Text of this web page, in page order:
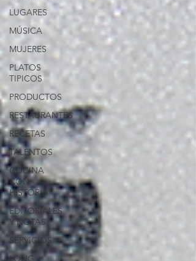
LUGARES
MÚSICA
MUJERES
PLATOS
TIPICOS
PRODUCTOS
RESTAURANTES
RECETAS
TALENTOS
COCINA
CON
HISTORIA
EDITORIALES
Y NOTAS
SERVICIOS
LONG